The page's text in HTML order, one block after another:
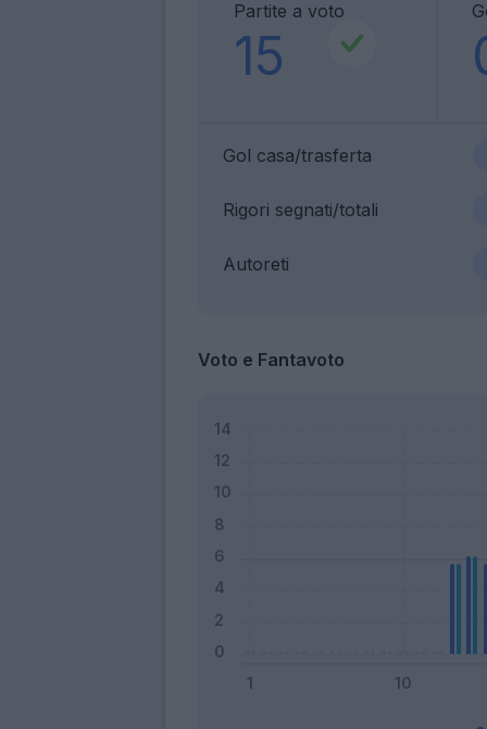
Partite a voto
15
Gol casa/trasferta
Rigori segnati/totali
Autoreti
Voto e Fantavoto